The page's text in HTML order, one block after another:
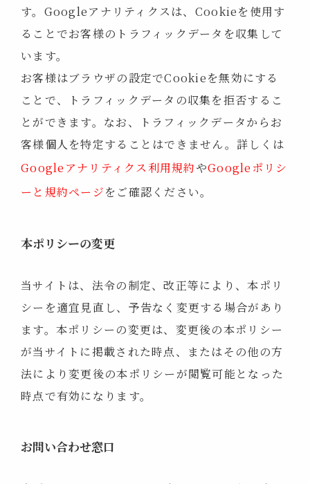
す。Googleアナリティクスは、Cookieを使用す
ることでお客様のトラフィックデータを収集して
います。
お客様はブラウザの設定でCookieを無効にする
ことで、トラフィックデータの収集を拒否するこ
とができます。なお、トラフィックデータからお
客様個人を特定することはできません。詳しくは
Googleアナリティクス利用規約やGoogleポリシ
ーと規約ページをご確認ください。
本ポリシーの変更
当サイトは、法令の制定、改正等により、本ポリ
シーを適宜見直し、予告なく変更する場合があり
ます。本ポリシーの変更は、変更後の本ポリシー
が当サイトに掲載された時点、またはその他の方
法により変更後の本ポリシーが閲覧可能となった
時点で有効になります。
お問い合わせ窓口